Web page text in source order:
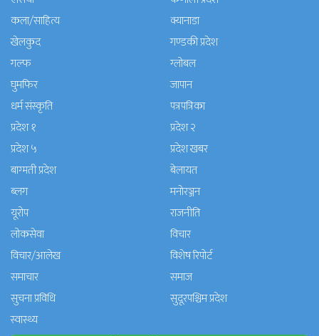
कला/साहित्य
क्यानाडा
खेलकुद
गण्डकी प्रदेश
गल्फ
ग्लोबल
घुमफिर
जापान
धर्म संस्कृति
पत्रपत्रिका
प्रदेश १
प्रदेश २
प्रदेश ५
प्रदेश खबर
बाग्मती प्रदेश
बेलायत
ब्लग
मनाेरञ्जन
यूरोप
राजनीति
लोकसेवा
विचार
विचार/आलेख
विशेष रिपोर्ट
समाचार
समाज
सुचना प्रविधि
सुदूरपश्चिम प्रदेश
स्वास्थ्य